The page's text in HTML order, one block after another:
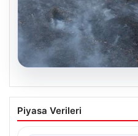
05.08.2026
Tunceli’de otluk
sıçramadan kontrol
Piyasa Verileri